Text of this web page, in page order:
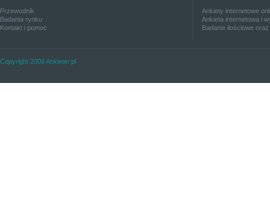
Przewodnik
Badania rynku
Kontakt i pomoc
Ankiety internetowe
Ankieta internetowa i
Badanie ilościowe
Copyright 2009 Ankieter.pl